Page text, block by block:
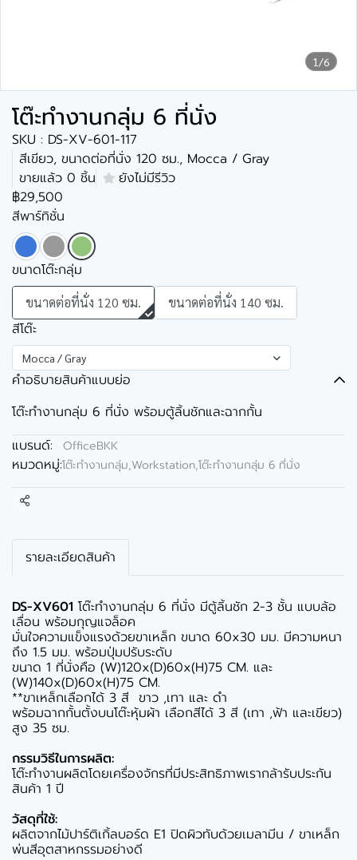
1/6
โต๊ะทำงานกลุ่ม 6 ที่นั่ง
SKU : DS-XV-601-117
สีเขียว, ขนาดต่อที่นั่ง 120 ซม., Mocca / Gray
ขายแล้ว 0 ชิ้น
ยังไม่มีรีวิว
฿29,500
สีพาร์ทิชั่น
ขนาดโต๊ะกลุ่ม
ขนาดต่อที่นั่ง 120 ซม. ขนาดต่อที่นั่ง 140 ซม.
สีโต๊ะ
Mocca / Gray
คำอธิบายสินค้าแบบย่อ
โต๊ะทำงานกลุ่ม 6 ที่นั่ง พร้อมตู้ลิ้นชักและฉากกั้น
แบรนด์:
OfficeBKK
หมวดหมู่:โต๊ะทำงานกลุ่ม,Workstation,โต๊ะทำงานกลุ่ม 6 ที่นั่ง
แชร์
รายละเอียดสินค้า
DS-XV601 โต๊ะทำงานกลุ่ม 6 ที่นั่ง มีตู้ลิ้นชัก 2-3 ชั้น แบบล้อ
เลื่อน พร้อมกุญแจล็อค
มั่นใจความแข็งแรงด้วยขาเหล็ก ขนาด 60x30 มม. มีความหนา
ถึง 1.5 มม. พร้อมปุ่มปรับระดับ
ขนาด 1 ที่นั่งคือ (W)120x(D)60x(H)75 CM. และ
(W)140x(D)60x(H)75 CM.
**ขาเหล็กเลือกได้ 3 สี ขาว ,เทา และ ดำ
พร้อมฉากกั้นตั้งบนโต๊ะหุ้มผ้า เลือกสีได้ 3 สี (เทา ,ฟ้า และเขียว)
สูง 35 ซม.
กรรมวิธีในการผลิต:
โต๊ะทำงานผลิตโดยเครื่องจักรที่มีประสิทธิภาพเรากล้ารับประกัน
สินค้า 1 ปี
วัสดุที่ใช้:
ผลิตจากไม้ปาร์ติเกิ้ลบอร์ด E1 ปิดผิวทับด้วยเมลามีน / ขาเหล็ก
พ่นสีอุตสาหกรรมอย่างดี